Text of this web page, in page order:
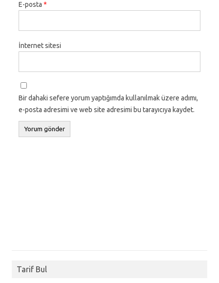
E-posta *
İnternet sitesi
Bir dahaki sefere yorum yaptığımda kullanılmak üzere adımı,
e-posta adresimi ve web site adresimi bu tarayıcıya kaydet.
Tarif Bul